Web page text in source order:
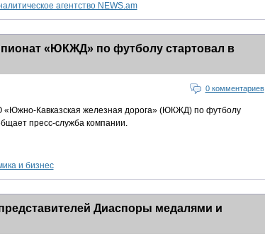
агентство NEWS.am
«ЮКЖД» по футболу стартовал в
0 комментариев
Кавказская железная дорога» (ЮКЖД) по футболу
пресс-служба компании.
и бизнес
Диаспоры медалями и